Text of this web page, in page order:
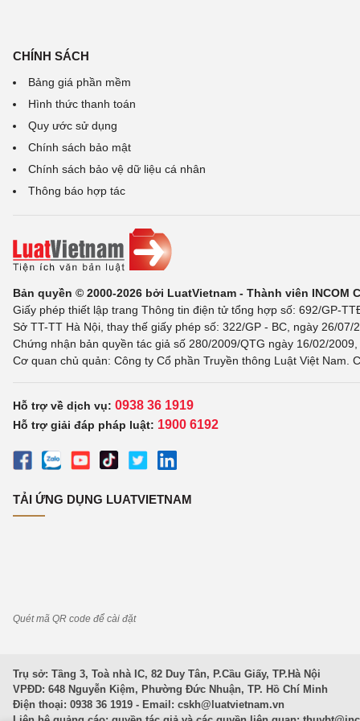
CHÍNH SÁCH
Bảng giá phần mềm
Hình thức thanh toán
Quy ước sử dụng
Chính sách bảo mật
Chính sách bảo vệ dữ liệu cá nhân
Thông báo hợp tác
Bản quyền © 2000-2026 bởi LuatVietnam - Thành viên INCOM
Giấy phép thiết lập trang Thông tin điện tử tổng hợp số: 692/GP-
Sở TT-TT Hà Nội, thay thế giấy phép số: 322/GP - BC, ngày 26/
Chứng nhận bản quyền tác giả số 280/2009/QTG ngày 16/02/
Cơ quan chủ quản: Công ty Cổ phần Truyền thông Luật Việt Nam.
Hỗ trợ về dịch vụ: 0938 36 1919
Hỗ trợ giải đáp pháp luật: 1900 6192
TẢI ỨNG DỤNG LUATVIETNAM
Quét mã QR code để cài đặt
Trụ sở: Tầng 3, Toà nhà IC, 82 Duy Tân, P.Cầu Giấy, TP.Hà Nội
VPĐD: 648 Nguyễn Kiệm, Phường Đức Nhuận, TP. Hồ Chí Minh
Điện thoại: 0938 36 1919 - Email: cskh@luatvietnam.vn